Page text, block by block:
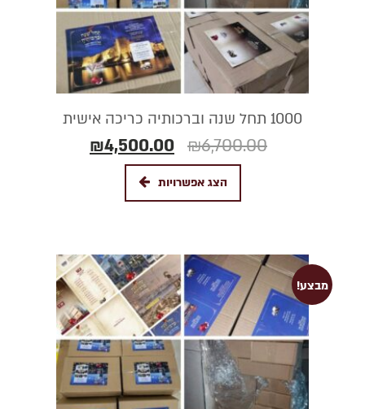
1000 תחל שנה וברכותיה כריכה אישית
₪6,700.00
₪4,500.00
הצג אפשרויות
מבצע!